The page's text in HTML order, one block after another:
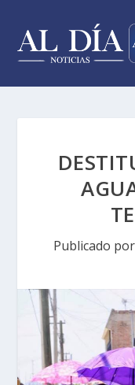
Publicado por